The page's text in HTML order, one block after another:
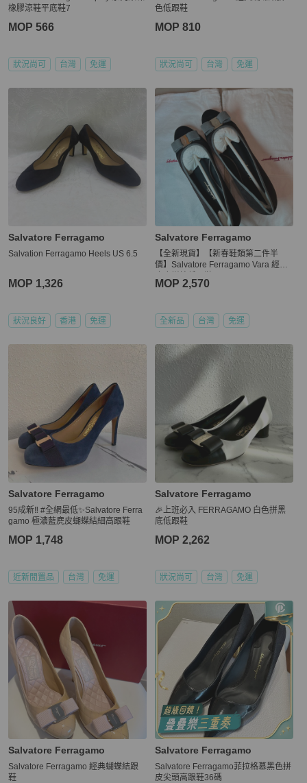
橡膠涼鞋平底鞋7
MOP 566
狀況尚可 台灣 免運
色低跟鞋
MOP 810
狀況尚可 台灣 免運
Salvatore Ferragamo
Salvation Ferragamo Heels US 6.5
MOP 1,326
狀況良好 香港 免運
Salvatore Ferragamo
【全新現貨】【新春鞋類第二件半
價】Salvatore Ferragamo Vara 經典
MOP 2,570
全新品 台灣 免運
Salvatore Ferragamo
95成新‼️ #全網最低✨Salvatore Ferra
gamo 極濃藍麂皮蝴蝶結細高跟鞋
MOP 1,748
近新閒置品 台灣 免運
Salvatore Ferragamo
🎉上班必入 FERRAGAMO 白色拼黑
底低跟鞋
MOP 2,262
狀況尚可 台灣 免運
Salvatore Ferragamo
Salvatore Ferragamo 經典蝴蝶結跟
鞋
Salvatore Ferragamo
Salvatore Ferragamo菲拉格慕黑色拼
皮尖頭高跟鞋36碼